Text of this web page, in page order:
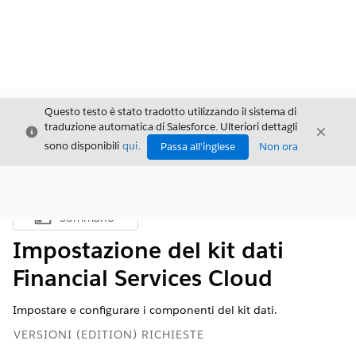
Chiudi
Questo testo è stato tradotto utilizzando il sistema di
traduzione automatica di Salesforce. Ulteriori dettagli
sono disponibili qui. Passa all'inglese Non ora
Chiudi
Mostra sommario
Sommario
Impostazione del kit dati
Financial Services Cloud
Impostare e configurare i componenti del kit dati.
VERSIONI (EDITION) RICHIESTE